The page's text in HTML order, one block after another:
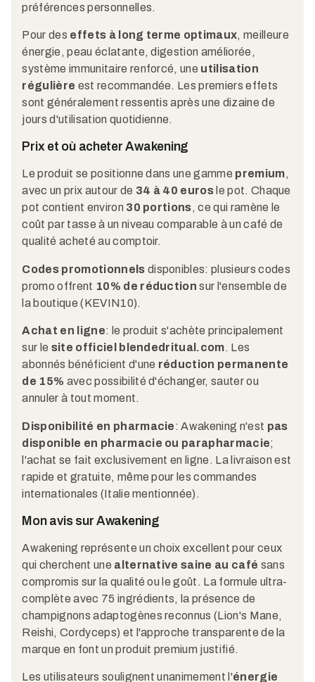
préférences personnelles.
Pour des effets à long terme optimaux, meilleure
énergie, peau éclatante, digestion améliorée,
système immunitaire renforcé, une utilisation
régulière est recommandée. Les premiers effets
sont généralement ressentis après une dizaine de
jours d'utilisation quotidienne.
Prix et où acheter Awakening
Le produit se positionne dans une gamme premium,
avec un prix autour de 34 à 40 euros le pot. Chaque
pot contient environ 30 portions, ce qui ramène le
coût par tasse à un niveau comparable à un café de
qualité acheté au comptoir.
Codes promotionnels disponibles: plusieurs codes
promo offrent 10% de réduction sur l'ensemble de
la boutique (KEVIN10).
Achat en ligne: le produit s'achète principalement
sur le site officiel blendedritual.com. Les
abonnés bénéficient d'une réduction permanente
de 15% avec possibilité d'échanger, sauter ou
annuler à tout moment.
Disponibilité en pharmacie: Awakening n'est pas
disponible en pharmacie ou parapharmacie;
l'achat se fait exclusivement en ligne. La livraison est
rapide et gratuite, même pour les commandes
internationales (Italie mentionnée).
Mon avis sur Awakening
Awakening représente un choix excellent pour ceux
qui cherchent une alternative saine au café sans
compromis sur la qualité ou le goût. La formule ultra-
complète avec 75 ingrédients, la présence de
champignons adaptogènes reconnus (Lion's Mane,
Reishi, Cordyceps) et l'approche transparente de la
marque en font un produit premium justifié.
Les utilisateurs soulignent unanimement l'énergie